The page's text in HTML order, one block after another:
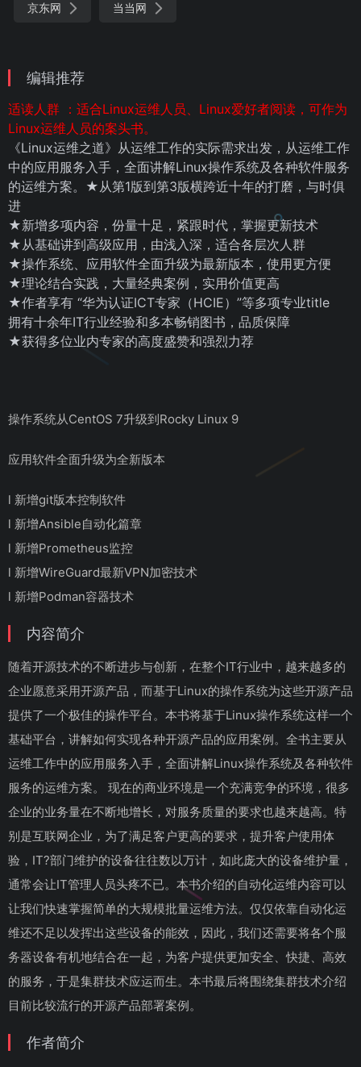
京东网 当当网
编辑推荐
适读人群 ：适合Linux运维人员、Linux爱好者阅读，可作为
Linux运维人员的案头书。
《Linux运维之道》从运维工作的实际需求出发，从运维工作
中的应用服务入手，全面讲解Linux操作系统及各种软件服务
的运维方案。★从第1版到第3版横跨近十年的打磨，与时俱
进
★新增多项内容，份量十足，紧跟时代，掌握更新技术
★从基础讲到高级应用，由浅入深，适合各层次人群
★操作系统、应用软件全面升级为最新版本，使用更方便
★理论结合实践，大量经典案例，实用价值更高
★作者享有 “华为认证ICT专家（HCIE）”等多项专业title
拥有十余年IT行业经验和多本畅销图书，品质保障
★获得多位业内专家的高度盛赞和强烈力荐
操作系统从CentOS 7升级到Rocky Linux 9
应用软件全面升级为全新版本
l 新增git版本控制软件
l 新增Ansible自动化篇章
l 新增Prometheus监控
l 新增WireGuard最新VPN加密技术
l 新增Podman容器技术
内容简介
随着开源技术的不断进步与创新，在整个IT行业中，越来越多的
企业愿意采用开源产品，而基于Linux的操作系统为这些开源产品
提供了一个极佳的操作平台。本书将基于Linux操作系统这样一个
基础平台，讲解如何实现各种开源产品的应用案例。全书主要从
运维工作中的应用服务入手，全面讲解Linux操作系统及各种软件
服务的运维方案。 现在的商业环境是一个充满竞争的环境，很多
企业的业务量在不断地增长，对服务质量的要求也越来越高。特
别是互联网企业，为了满足客户更高的要求，提升客户使用体
验，IT?部门维护的设备往往数以万计，如此庞大的设备维护量，
通常会让IT管理人员头疼不已。本书介绍的自动化运维内容可以
让我们快速掌握简单的大规模批量运维方法。仅仅依靠自动化运
维还不足以发挥出这些设备的能效，因此，我们还需要将各个服
务器设备有机地结合在一起，为客户提供更加安全、快捷、高效
的服务，于是集群技术应运而生。本书最后将围绕集群技术介绍
目前比较流行的开源产品部署案例。
作者简介